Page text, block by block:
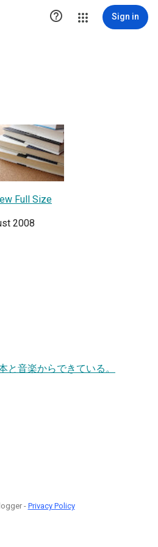
 Sign in
Full Size
2008
と音楽からできている。
-Privacy Policy